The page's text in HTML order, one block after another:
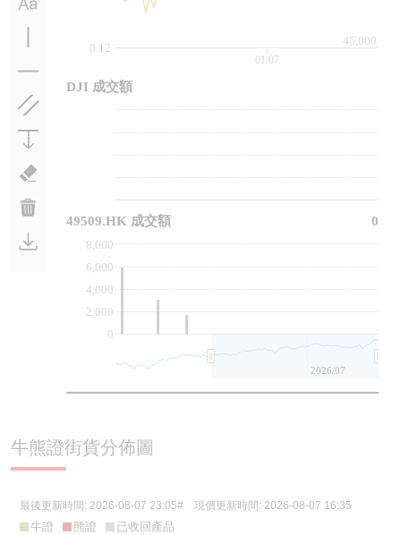
0.12
45,000
0
8,000
2,000
4,000
6,000
01/07
2026/07
DJI 成交額
49509.HK 成交額 0
牛熊證街貨分佈圖
最後更新時間: 2026-08-07 23:05# 現價更新時間: 2026-08-07 16:35
牛證 熊證 已收回產品